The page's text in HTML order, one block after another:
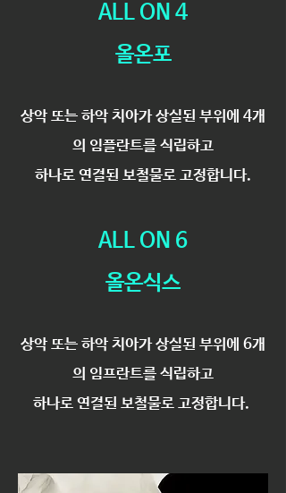
​​ALL ON 4
올온포
상악 또는 하악 치아가 상실된 부위에 4개
의 임플란트를 식립하고
하나로 연결된 보철물로 고정합니다.
ALL ON 6
올온식스
상악 또는 하악 치아가 상실된 부위에 6개
의 임프란트를 식립하고
하나로 연결된 보철물로 고정합니다. ​​